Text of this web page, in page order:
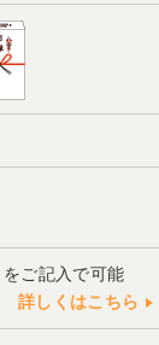
をご記入で可能
詳しくはこちら